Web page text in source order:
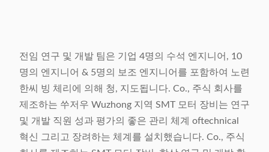
전임 연구 및 개발 팀은 기업 4명의 수석 엔지니어, 10
명의 엔지니어 & 5명의 보조 엔지니어를 포함하여 노련
한씨 빙 체리에 의해 청, 지도됩니다. Co., 주식 회사를
제조하는 쑤저우 Wuzhong 지역 SMT 모터 장비는 연구
및 개발 직원 성과 평가의 좋은 관리 체계 oftechnical
혁신 그리고 장려하는 체계를 설치했습니다. Co., 주식